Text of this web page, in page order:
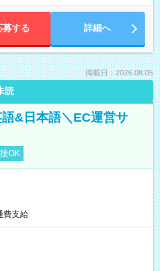
募する 詳細へ
掲載日：2026.08.05
読
&日本語＼EC運営サ
OK
費支給